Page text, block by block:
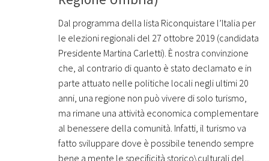
Dal programma della lista Riconquistare l’Italia per
le elezioni regionali del 27 ottobre 2019 (candidata
Presidente Martina Carletti). È nostra convinzione
che, al contrario di quanto è stato declamato e in
parte attuato nelle politiche locali negli ultimi 20
anni, una regione non può vivere di solo turismo,
ma rimane una attività economica complementare
al benessere della comunità. Infatti, il turismo va
fatto sviluppare dove è possibile tenendo sempre
bene a mente le specificità storico\culturali del...